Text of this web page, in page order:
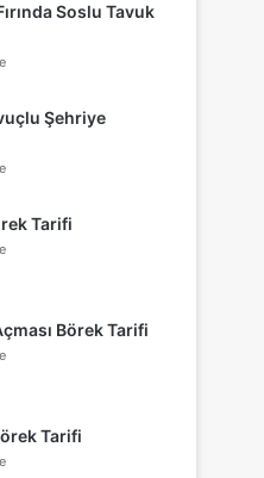
Soslu Tavuk
Şehriye
Tarifi
Börek Tarifi
Tarifi